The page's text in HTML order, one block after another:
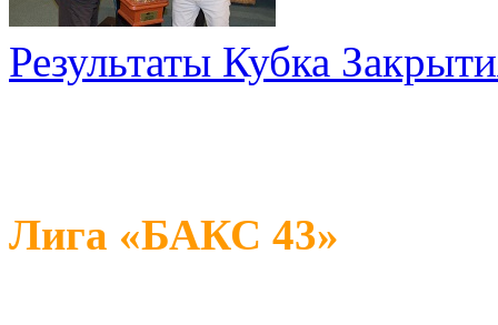
Результаты Кубка
Лига «БАКС 43»